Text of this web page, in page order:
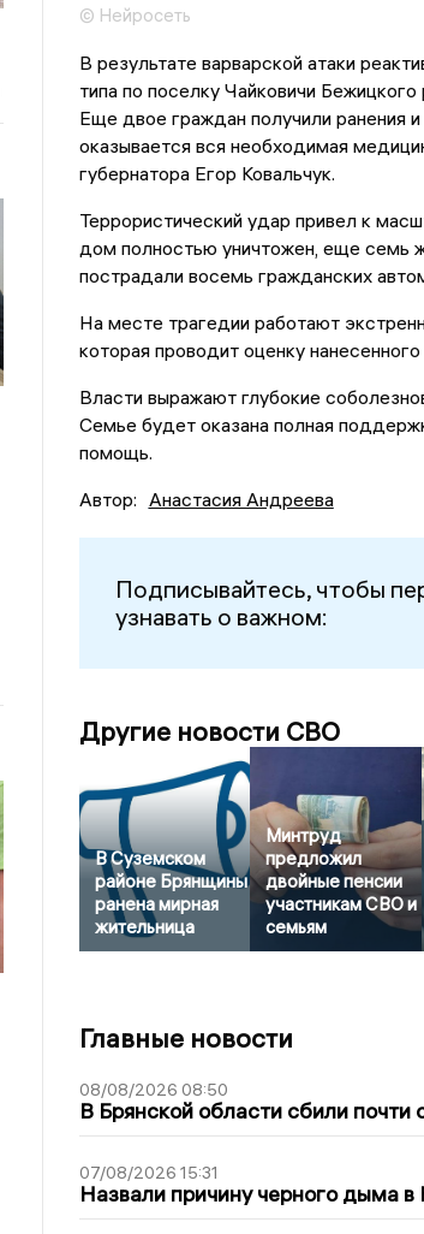
© Нейросеть
В результате варварской атаки
типа по поселку Чайковичи
Еще двое граждан получили ранения
оказывается вся необходимая
губернатора Егор Ковальчук.
Террористический удар привел к
дом полностью уничтожен, еще семь
пострадали восемь гражданских
На месте трагедии работают
которая проводит оценку
Власти выражают глубокие
Семье будет оказана полная
помощь.
Автор: Анастасия Андреева
Подписывайтесь, чтобы
узнавать о важном:
Другие новости СВО
В Суземском
районе Брянщины
ранена мирная
жительница
Минтруд
предложил
двойные пенсии
участникам СВО и
семьям
Главные новости
08/08/2026 08:50
В Брянской области сбили почти
07/08/2026 15:31
Назвали причину черного дыма